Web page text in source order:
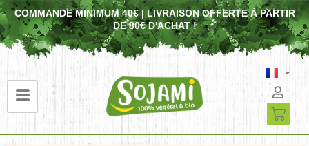
COMMANDE MINIMUM 40€ | LIVRAISON OFFERTE À PARTIR
DE 80€ D'ACHAT !